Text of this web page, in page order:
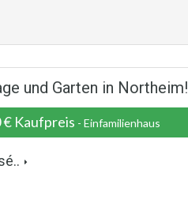
und Garten in Northeim!
€ Kaufpreis - Einfamilienhaus